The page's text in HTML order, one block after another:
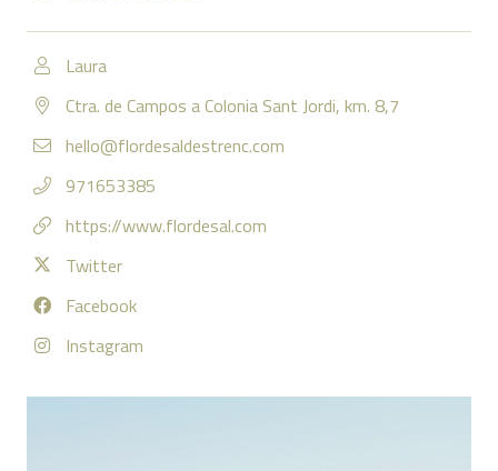
Laura
Ctra. de Campos a Colonia Sant Jordi, km. 8,7
hello@flordesaldestrenc.com
971653385
https://www.flordesal.com
Twitter
Facebook
Instagram